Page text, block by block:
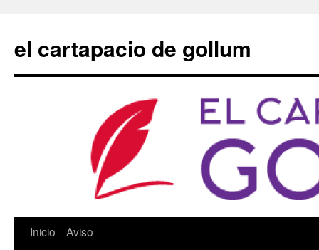
contenido
el cartapacio de gollum
Inicio
Aviso